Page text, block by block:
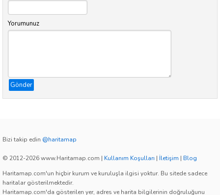
Yorumunuz
Gönder
Bizi takip edin @haritamap
© 2012-2026 www.Haritamap.com | Kullanım Koşulları | İletişim | Blog
Haritamap.com'un hiçbir kurum ve kuruluşla ilgisi yoktur. Bu sitede sadece
haritalar gösterilmektedir.
Haritamap.com'da gösterilen yer, adres ve harita bilgilerinin doğruluğunu